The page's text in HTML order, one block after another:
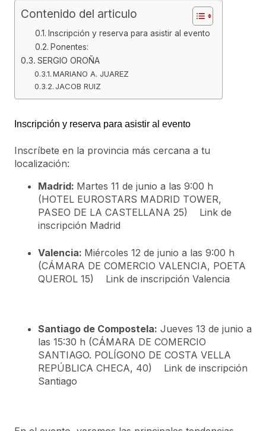
Contenido del articulo
Inscripción y reserva para asistir al evento
Ponentes:
SERGIO OROÑA
MARIANO A. JUAREZ
JACOB RUIZ
Inscripción y reserva para asistir al evento
Inscríbete en la provincia más cercana a tu
localización:
Madrid: Martes 11 de junio a las 9:00 h
(HOTEL EUROSTARS MADRID TOWER,
PASEO DE LA CASTELLANA 25) Link de
inscripción Madrid
Valencia: Miércoles 12 de junio a las 9:00 h
(CÁMARA DE COMERCIO VALENCIA, POETA
QUEROL 15) Link de inscripción Valencia
Santiago de Compostela: Jueves 13 de junio a
las 15:30 h (CÁMARA DE COMERCIO
SANTIAGO. POLÍGONO DE COSTA VELLA
REPÚBLICA CHECA, 40) Link de inscripción
Santiago